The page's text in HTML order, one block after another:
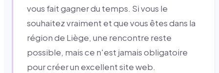
vous fait gagner du temps. Si vous le
souhaitez vraiment et que vous êtes dans la
région de Liège, une rencontre reste
possible, mais ce n'est jamais obligatoire
pour créer un excellent site web.